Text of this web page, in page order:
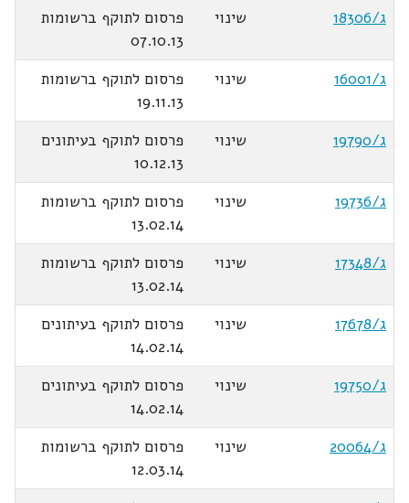
ג/18306
שינוי
פרסום לתוקף ברשומות
07.10.13
ג/16001
שינוי
פרסום לתוקף ברשומות
19.11.13
ג/19790
שינוי
פרסום לתוקף בעיתונים
10.12.13
ג/19736
שינוי
פרסום לתוקף ברשומות
13.02.14
ג/17348
שינוי
פרסום לתוקף ברשומות
13.02.14
ג/17678
שינוי
פרסום לתוקף בעיתונים
14.02.14
ג/19750
שינוי
פרסום לתוקף בעיתונים
14.02.14
ג/20064
שינוי
פרסום לתוקף ברשומות
12.03.14